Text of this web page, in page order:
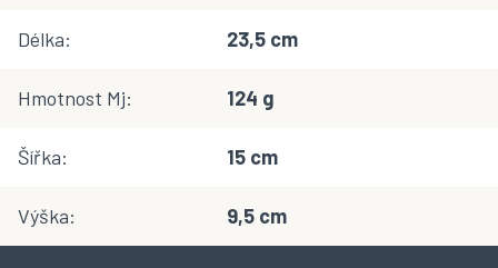
Délka: 23,5 cm
Hmotnost Mj: 124 g
Šířka: 15 cm
Výška: 9,5 cm